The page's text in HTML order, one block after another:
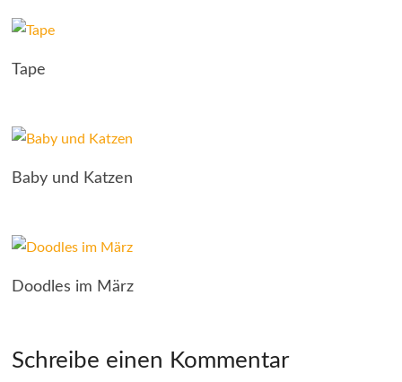
Tape
Baby und Katzen
Doodles im März
Schreibe einen Kommentar